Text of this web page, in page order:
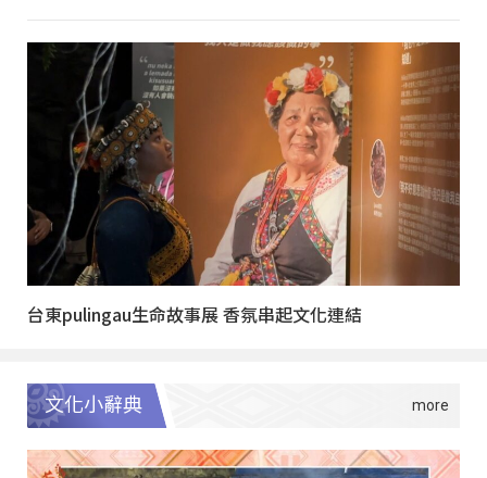
台東pulingau生命故事展 香氛串起文化連結
文化小辭典